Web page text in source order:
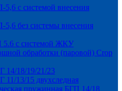
5,6 с системой внесения
5,6 без системы внесения
5.6 с системой ЖКУ
обработки (паровой) Crop
14/18/19/21/23
11/13/15 двухследная
пружинная БГП 14/18